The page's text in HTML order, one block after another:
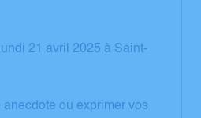
21 avril 2025 à Saint-
ou exprimer vos